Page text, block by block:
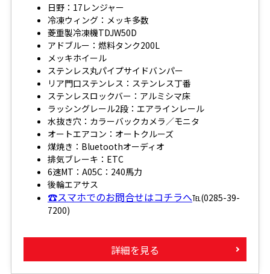
日野：17レンジャー
冷凍ウィング：メッキ多数
菱重製冷凍機TDJW50D
アドブルー：燃料タンク200L
メッキホイール
ステンレス丸パイプサイドバンパー
リア門口ステンレス：ステンレス丁番
ステンレスロックバー：アルミシマ床
ラッシングレール2段：エアラインレール
水抜き穴：カラーバックカメラ／モニタ
オートエアコン：オートクルーズ
煤焼き：Bluetoothオーディオ
排気ブレーキ：ETC
6速MT：A05C：240馬力
後輪エアサス
☎スマホでのお問合せはコチラへ℡(0285-39-
7200)
詳細を見る